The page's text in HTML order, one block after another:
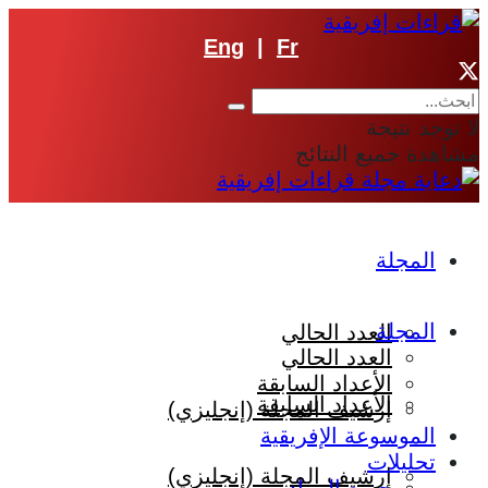
Eng Fr
لا توجد نتيجة
مشاهدة جميع النتائج
المجلة
العدد الحالي
الأعداد السابقة
إرشيف المجلة (إنجليزي)
المجلة
العدد الحالي
الأعداد السابقة
إرشيف المجلة (إنجليزي)
الموسوعة الإفريقية
تحليلات